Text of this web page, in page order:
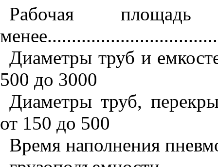
Рабочая
менее
Диаметры труб и
500 до 3000
Диаметры труб,
от 150 до 500
Время наполнения